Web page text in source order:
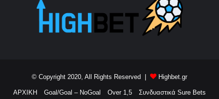
© Copyright 2020, All Rights Reserved | Highbet.gr
ΑΡΧΙΚΗ Goal/Goal – NoGoal Over 1,5 Συνδυαστικά Sure Bets